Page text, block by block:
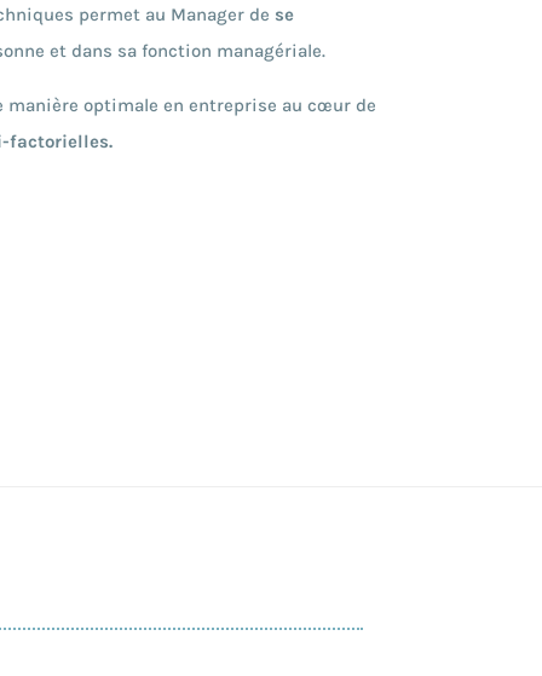
permet au Manager de se
et dans sa fonction managériale.
manière optimale en entreprise au cœur de
factorielles.